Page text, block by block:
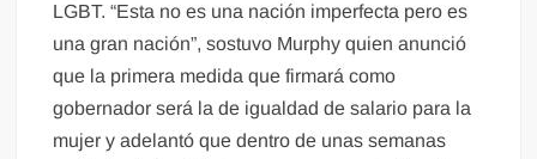
LGBT. “Esta no es una nación imperfecta pero es
una gran nación”, sostuvo Murphy quien anunció
que la primera medida que firmará como
gobernador será la de igualdad de salario para la
mujer y adelantó que dentro de unas semanas